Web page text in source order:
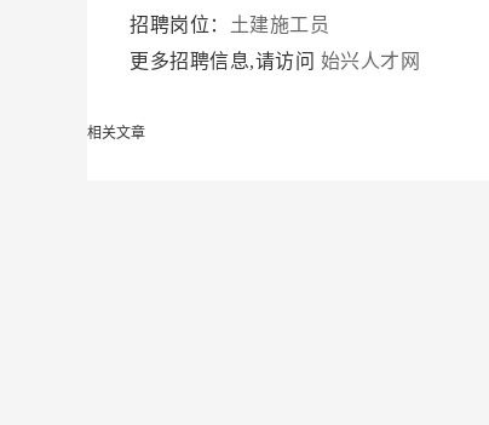
招聘岗位： 土建施工员
更多招聘信息,请访问 始兴人才网
相关文章